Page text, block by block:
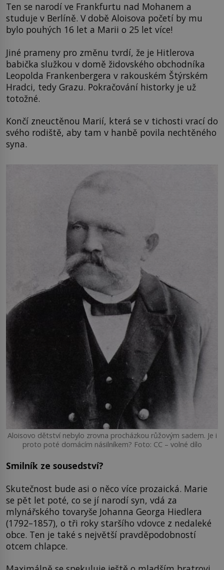
Ten se narodí ve Frankfurtu nad Mohanem a
studuje v Berlíně. V době Aloisova početí by mu
bylo pouhých 16 let a Marii o 25 let více!
Jiné prameny pro změnu tvrdí, že je Hitlerova
babička služkou v domě židovského obchodníka
Leopolda Frankenbergera v rakouském Štýrském
Hradci, tedy Grazu. Pokračování historky je už
totožné.
Končí zneuctěnou Marií, která se v tichosti vrací do
svého rodiště, aby tam v hanbě povila nechtěného
syna.
Aloisovo dětství nebylo zrovna procházkou růžovým sadem. Je i
proto poté domácím násilníkem? Foto: CC – volné dílo
Smilník ze sousedství?
Skutečnost bude asi o něco více prozaická. Marie
se pět let poté, co se jí narodí syn, vdá za
mlynářského tovaryše Johanna Georga Hiedlera
(1792–1857), o tři roky staršího vdovce z nedaleké
obce. Ten je také s největší pravděpodobností
otcem chlapce.